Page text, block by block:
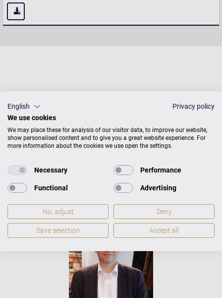
Contact presse et relations publiques
English
Privacy policy
We use cookies
We may place these for analysis of our visitor data, to improve our website,
show personalised content and to give you a great website experience. For
more information about the cookies we use open the settings.
Necessary Performance
Functional Advertising
No, adjust Deny
Save selection Accept all